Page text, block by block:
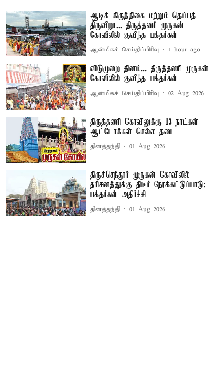
ஆடிக் கிருத்திகை மற்றும் தெப்பத்
திருவிழா... திருத்தணி முருகன்
கோவிலில் குவிந்த பக்தர்கள்
ஆன்மிகச் செய்திப்பிரிவு 1 hour ago
விடுமுறை தினம்... திருத்தணி முருகன்
கோவிலில் குவிந்த பக்தர்கள்
ஆன்மிகச் செய்திப்பிரிவு 02 Aug 2026
திருத்தணி கோவிலுக்கு 13 நாட்கள்
ஆட்டோக்கள் செல்ல தடை
தினத்தந்தி 01 Aug 2026
திருச்செந்தூர் முருகன் கோவிலில்
தரிசனத்துக்கு திடீர் நேரக்கட்டுப்பாடு:
பக்தர்கள் அதிர்ச்சி
தினத்தந்தி 01 Aug 2026